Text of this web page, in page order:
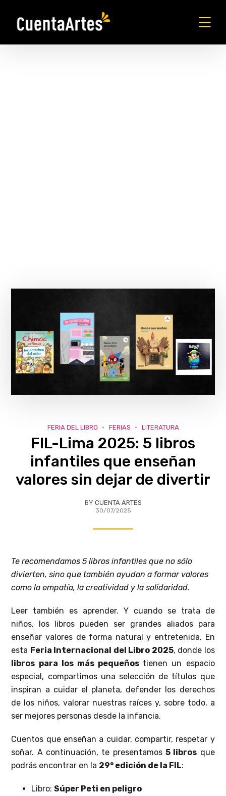
FERIA DEL LIBRO FERIAS LITERATURA
FIL-Lima 2025: 5 libros
infantiles que enseñan
valores sin dejar de divertir
BY CUENTA ARTES
30/07/2025
Te recomendamos 5 libros infantiles que no sólo
divierten, sino que también ayudan a formar valores
como la empatía, la creatividad y la solidaridad.
Leer también es aprender. Y cuando se trata de
niños, los libros pueden ser grandes aliados para
enseñar valores de forma natural y entretenida. En
esta Feria Internacional del Libro 2025, donde los
libros para los más pequeños tienen un espacio
especial, compartimos una selección de títulos que
inspiran a cuidar el planeta, defender los derechos
de los niños, valorar nuestras raíces y, sobre todo, a
ser mejores personas desde la infancia.
Cuentos que enseñan a cuidar, compartir, respetar y
soñar. A continuación, te presentamos 5 libros que
podrás encontrar en la 29° edición de la FIL:
Libro:Súper Peti en peligro